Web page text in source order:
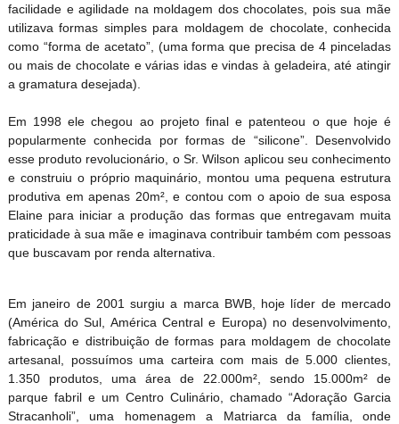
facilidade e agilidade na moldagem dos chocolates, pois sua mãe
utilizava formas simples para moldagem de chocolate, conhecida
como “forma de acetato”, (uma forma que precisa de 4 pinceladas
ou mais de chocolate e várias idas e vindas à geladeira, até atingir
a gramatura desejada).
Em 1998 ele chegou ao projeto final e patenteou o que hoje é
popularmente conhecida por formas de “silicone”. Desenvolvido
esse produto revolucionário, o Sr. Wilson aplicou seu conhecimento
e construiu o próprio maquinário, montou uma pequena estrutura
produtiva em apenas 20m², e contou com o apoio de sua esposa
Elaine para iniciar a produção das formas que entregavam muita
praticidade à sua mãe e imaginava contribuir também com pessoas
que buscavam por renda alternativa.
Em janeiro de 2001 surgiu a marca BWB, hoje líder de mercado
(América do Sul, América Central e Europa) no desenvolvimento,
fabricação e distribuição de formas para moldagem de chocolate
artesanal, possuímos uma carteira com mais de 5.000 clientes,
1.350 produtos, uma área de 22.000m², sendo 15.000m² de
parque fabril e um Centro Culinário, chamado “Adoração Garcia
Stracanholi”, uma homenagem a Matriarca da família, onde